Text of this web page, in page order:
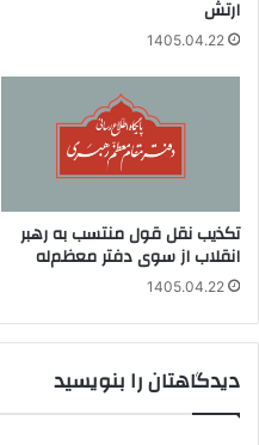
ارتش
1405.04.22
تکذیب نقل قول منتسب به رهبر
انقلاب از سوی دفتر معظم‌له
1405.04.22
دیدگاهتان را بنویسید